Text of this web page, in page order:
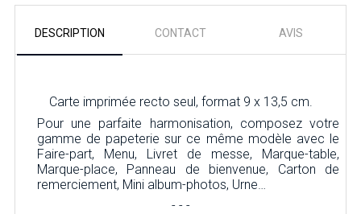
DESCRIPTION CONTACT AVIS
Carte imprimée recto seul, format 9 x 13,5 cm.
Pour une parfaite harmonisation, composez votre
gamme de papeterie sur ce même modèle avec le
Faire-part, Menu, Livret de messe, Marque-table,
Marque-place, Panneau de bienvenue, Carton de
remerciement, Mini album-photos, Urne…
- - -